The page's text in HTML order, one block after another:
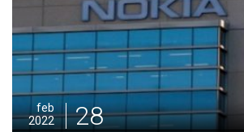
feb
2022
28